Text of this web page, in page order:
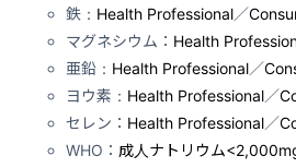
鉄： Health Professional／
マグネシウム： Health
亜鉛： Health Professional／
ヨウ素： Health Professional／
セレン： Health Professional／
WHO： 成人ナトリウム